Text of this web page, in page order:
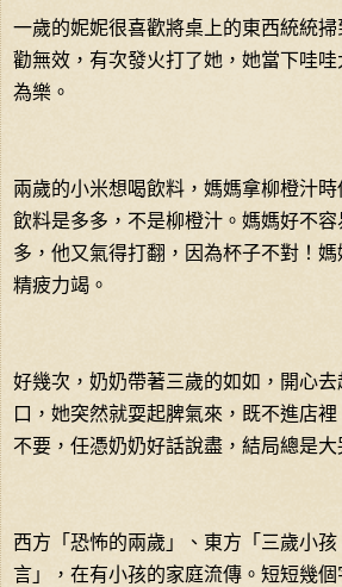
一歲的妮妮很喜歡將桌上的東西統統
勸無效，有次發火打了她，她當下哇
為樂。
兩歲的小米想喝飲料，媽媽拿柳橙汁
飲料是多多，不是柳橙汁。媽媽好不
多，他又氣得打翻，因為杯子不對！
精疲力竭。
好幾次，奶奶帶著三歲的如如，開心
口，她突然就耍起脾氣來，既不進店
不要，任憑奶奶好話說盡，結局總是大
西方「恐怖的兩歲」、東方「三歲小
言」，在有小孩的家庭流傳。短短幾個